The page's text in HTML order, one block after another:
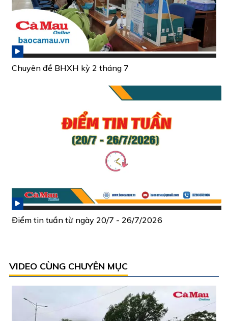
Chuyên đề BHXH kỳ 2 tháng 7
Điểm tin tuần từ ngày 20/7 - 26/7/2026
VIDEO CÙNG CHUYÊN MỤC